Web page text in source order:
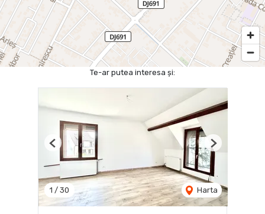
Te-ar putea interesa și:
1 / 30 Harta
Previous Next